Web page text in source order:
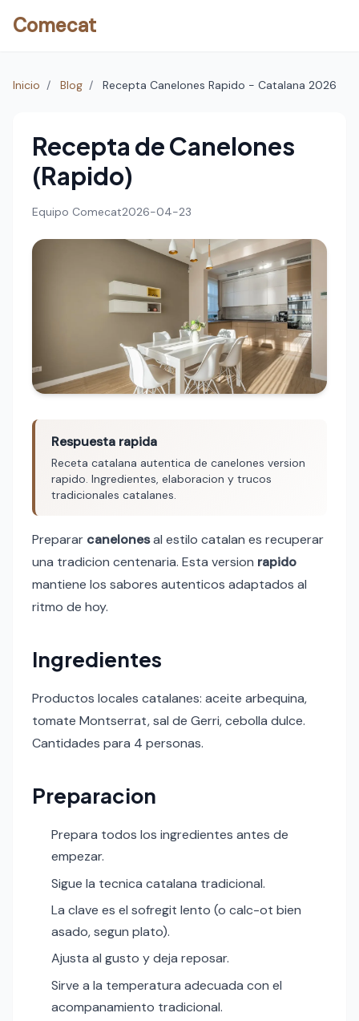
Comecat
Inicio / Blog / Recepta Canelones Rapido - Catalana 2026
Recepta de Canelones
(Rapido)
Equipo Comecat2026-04-23
Respuesta rapida
Receta catalana autentica de canelones version
rapido. Ingredientes, elaboracion y trucos
tradicionales catalanes.
Preparar canelonesal estilo catalan es recuperar
una tradicion centenaria. Esta version rapido
mantiene los sabores autenticos adaptados al
ritmo de hoy.
Ingredientes
Productos locales catalanes: aceite arbequina,
tomate Montserrat, sal de Gerri, cebolla dulce.
Cantidades para 4 personas.
Preparacion
Prepara todos los ingredientes antes de
empezar.
Sigue la tecnica catalana tradicional.
La clave es el sofregit lento (o calc-ot bien
asado, segun plato).
Ajusta al gusto y deja reposar.
Sirve a la temperatura adecuada con el
acompanamiento tradicional.